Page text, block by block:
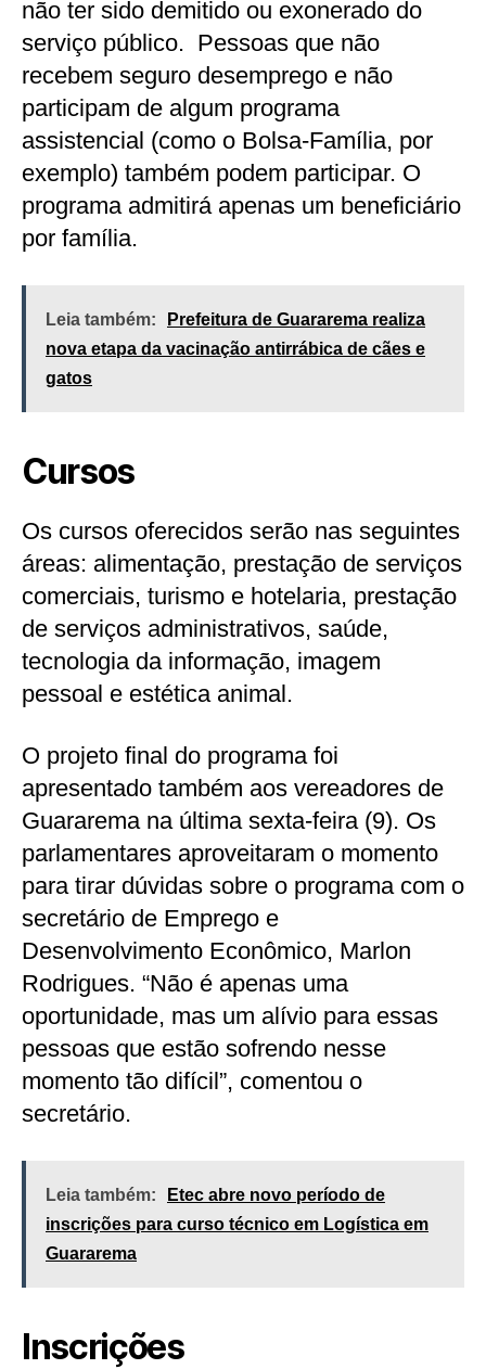
não ter sido demitido ou exonerado do
serviço público. Pessoas que não
recebem seguro desemprego e não
participam de algum programa
assistencial (como o Bolsa-Família, por
exemplo) também podem participar. O
programa admitirá apenas um beneficiário
por família.
Leia também:
Prefeitura de Guararema realiza
nova etapa da vacinação antirrábica de cães e
gatos
Cursos
Os cursos oferecidos serão nas seguintes
áreas: alimentação, prestação de serviços
comerciais, turismo e hotelaria, prestação
de serviços administrativos, saúde,
tecnologia da informação, imagem
pessoal e estética animal.
O projeto final do programa foi
apresentado também aos vereadores de
Guararema na última sexta-feira (9). Os
parlamentares aproveitaram o momento
para tirar dúvidas sobre o programa com o
secretário de Emprego e
Desenvolvimento Econômico, Marlon
Rodrigues. “Não é apenas uma
oportunidade, mas um alívio para essas
pessoas que estão sofrendo nesse
momento tão difícil”, comentou o
secretário.
Leia também:
Etec abre novo período de
inscrições para curso técnico em Logística em
Guararema
Inscrições